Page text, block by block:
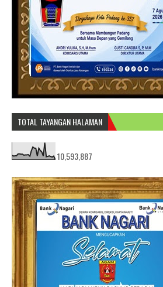
TOTAL TAYANGAN HALAMAN
10,593,887